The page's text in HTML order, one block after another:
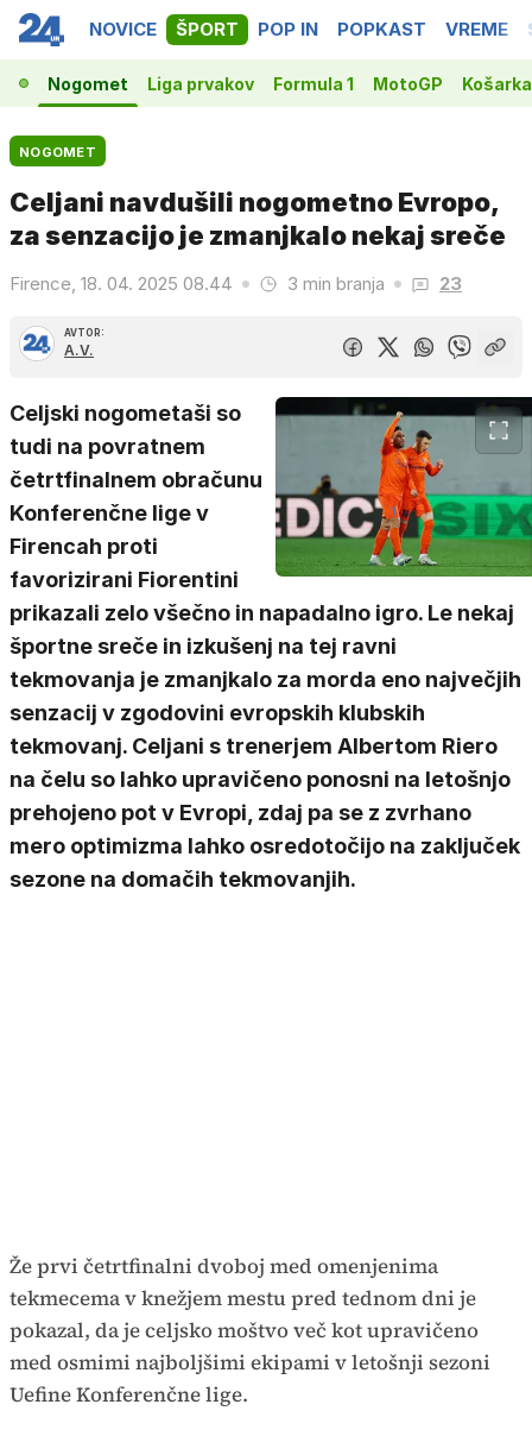
NOVICE ŠPORT POP IN POPKAST VREME
Nogomet Liga prvakov Formula 1 MotoGP Košarka
NOGOMET
Celjani navdušili nogometno Evropo,
za senzacijo je zmanjkalo nekaj sreče
Firence, 18. 04. 2025 08.44 3 min branja 23
AVTOR:
A.V.
Celjski nogometaši so
tudi na povratnem
četrtfinalnem obračunu
Konferenčne lige v
Firencah proti
favorizirani Fiorentini
prikazali zelo všečno in napadalno igro. Le nekaj
športne sreče in izkušenj na tej ravni
tekmovanja je zmanjkalo za morda eno največjih
senzacij v zgodovini evropskih klubskih
tekmovanj. Celjani s trenerjem Albertom Riero
na čelu so lahko upravičeno ponosni na letošnjo
prehojeno pot v Evropi, zdaj pa se z zvrhano
mero optimizma lahko osredotočijo na zaključek
sezone na domačih tekmovanjih.
Že prvi četrtfinalni dvoboj med omenjenima
tekmecema v knežjem mestu pred tednom dni je
pokazal, da je celjsko moštvo več kot upravičeno
med osmimi najboljšimi ekipami v letošnji sezoni
Uefine Konferenčne lige.